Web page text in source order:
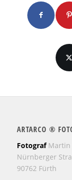
ARTARCO ®
FotografMartin
Nürnberger
90762 Fürth